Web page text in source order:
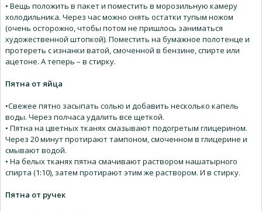
• Вещь положить в пакет и поместить в морозильную камеру
холодильника. Через час можно снять остатки тупым ножом
(очень осторожно, чтобы потом не пришлось заниматься
художественной штопкой). Поместить на бумажное полотенце и
протереть с изнанки ватой, смоченной в бензине, спирте или
ацетоне. А теперь – в стирку.
Пятна от яйца
•Свежее пятно засыпать солью и добавить несколько капель
воды. Через полчаса удалить все щеткой.
• Пятна на цветных тканях смазывают подогретым глицерином.
Через 20 минут протирают тампоном, смоченном в глицерине и
смывают водой.
• На белых тканях пятна смачивают раствором нашатырного
спирта (1:10), затем протирают этим же раствором. И в стирку.
Пятна от ручек